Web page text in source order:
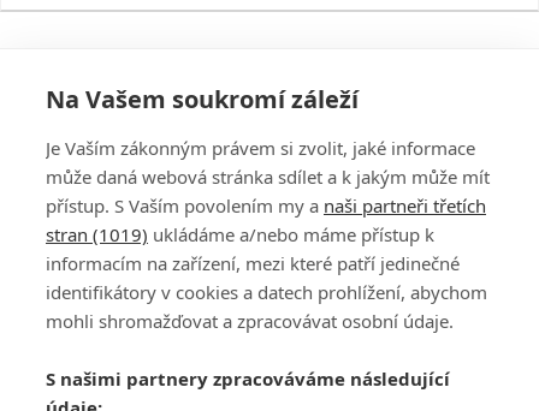
PŘIHLÁSIT
REGISTROVAT
DISKUZE
Šéfredaktorkou webu jePetr Slavík, e-mailserialy@fandimefilmu.cz
Na Vašem soukromí záleží
Je Vaším zákonným právem si zvolit, jaké informace
může daná webová stránka sdílet a k jakým může mít
přístup. S Vaším povolením my a naši partneři třetích
stran (1019) ukládáme a/nebo máme přístup k
informacím na zařízení, mezi které patří jedinečné
identifikátory v cookies a datech prohlížení, abychom
mohli shromažďovat a zpracovávat osobní údaje.
S našimi partnery zpracováváme následující